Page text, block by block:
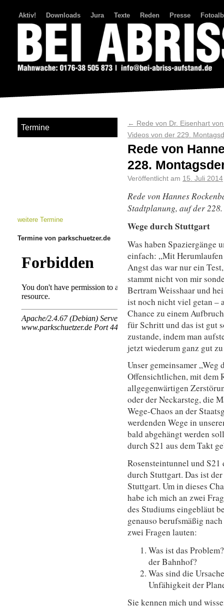
Aktiv! Downloads Jura Texte Reden Presse
← Rede von Dr. Eisenhart
Videos von der 229.
Rede von
228.
Veröffentlicht am 15. Juli 2014
Rede von Hannes
Stadtplanung, auf der
Wege durch Stuttgart
Was haben Spaziergänge
einfach: „Mit
Angst das war nur ein
stammt nicht von mir
Bertram Weisshaar und
ist noch nicht viel getan –
Chance zu einem
für Schritt und das ist gut
zustande, indem man
jetzt wiederum ganz gut
Unser gemeinsamer
Offensichtlichen, mit dem
allgegenwärtigen
oder der Neckarsteg, die
Wege-Chaos an der
werdenden Wege in
bald abgehängt werden
durch S21 aus dem Takt
Rosensteintunnel und
durch Stuttgart. Das ist
Stuttgart. Um in dieses
habe ich mich an zwei
des Studiums eingebläut
genauso berufsmäßig
zwei Fragen lauten:
Was ist das
der Bahnhof?
Was sind die
Unfähigkeit der
Sie kennen mich und
Termine
weitere Termine
Termine von parkschuetzer.de